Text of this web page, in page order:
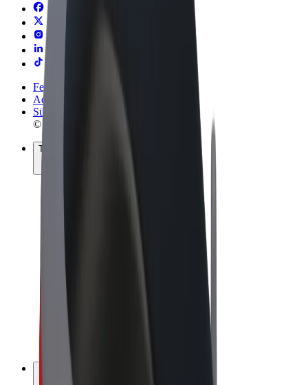
Felhasználási feltételek
Adatvédelem
Sütik
© 2026 Bolt Technology OÜ
Termékek
Bolt Food
Bolt Drive
Bolt cégeknek
E-kerékpárok